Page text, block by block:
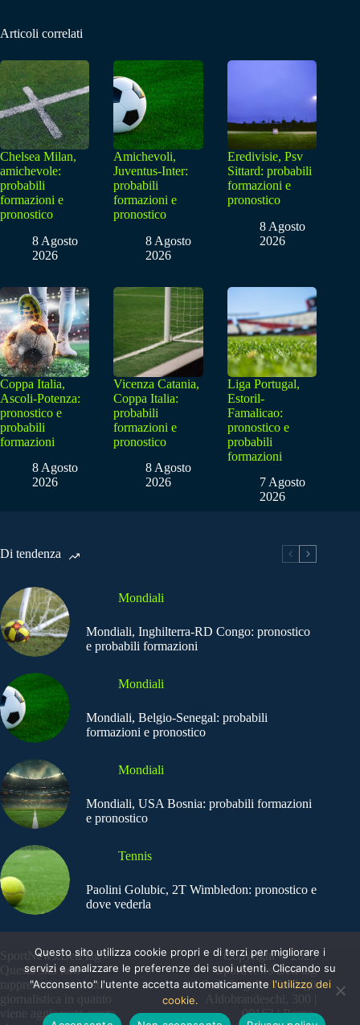
Articoli correlati
Chelsea Milan,
amichevole:
probabili
formazioni e
pronostico
8 Agosto
2026
Amichevoli,
Juventus-Inter:
probabili
formazioni e
pronostico
8 Agosto
2026
Eredivisie, Psv
Sittard: probabili
formazioni e
pronostico
8 Agosto
2026
Coppa Italia,
Ascoli-Potenza:
pronostico e
probabili
formazioni
8 Agosto
2026
Vicenza Catania,
Coppa Italia:
probabili
formazioni e
pronostico
8 Agosto
2026
Liga Portugal,
Estoril-
Famalicao:
pronostico e
probabili
formazioni
7 Agosto
2026
Di tendenza
Mondiali
Mondiali, Inghilterra-RD Congo: pronostico
e probabili formazioni
Mondiali
Mondiali, Belgio-Senegal: probabili
formazioni e pronostico
Mondiali
Mondiali, USA Bosnia: probabili formazioni
e pronostico
Tennis
Paolini Golubic, 2T Wimbledon: pronostico e
dove vederla
SportNews.BetFlag -
Questo sito non
rappresenta una testata
giornalistica in quanto
viene aggiornato senza
Copyright © 2025
SportNews BetFlag
Sede Legale: Via degli
Aldobrandeschi, 300 |
00163 | Roma
Questo sito utilizza cookie propri e di terzi per migliorare i
servizi e analizzare le preferenze dei suoi utenti. Cliccando su
"Acconsento" l'utente accetta automaticamente l'utilizzo dei
cookie.